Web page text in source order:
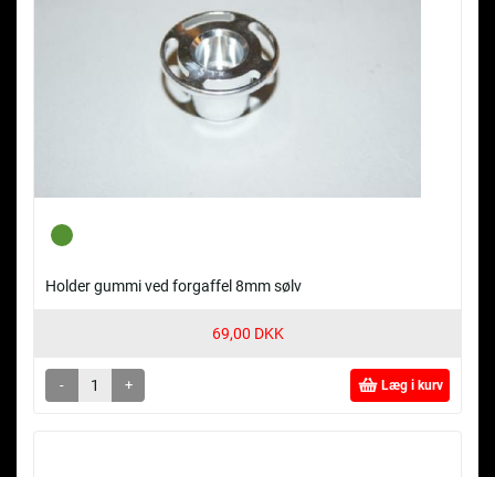
Holder gummi ved forgaffel 8mm sølv
69,00 DKK
- + Læg i kurv